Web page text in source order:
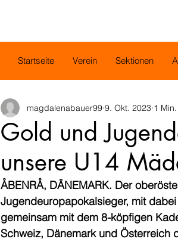
Startseite Verein Sektionen
Gold und
unsere U14
magdalenabauer99 9. Okt. 2023 1
ÅBENRÅ, DÄNEMARK. Der
Jugendeuropapokalsieger, mit
gemeinsam mit dem 8-köpfigen
Schweiz, Dänemark und Österreich